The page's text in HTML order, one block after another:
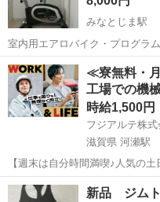
みなとじま駅
室内用エアロバイク・プログラ
AF6215）です。 コロナの頃購
しておりました。 目立つ汚れや
もきれいです。 動作確認...
兵庫 神戸市 みなとじま
≪寮無料・
工場での機
時給1,500円
フジアルテ株式
滋賀県 河瀬駅
【週末は自分時間満喫♪人気の
る機械管理・監視】時給1500円
料で即入寮OK/未経験歓迎◎月
滋賀 彦根市 河瀬駅
新品 ジム